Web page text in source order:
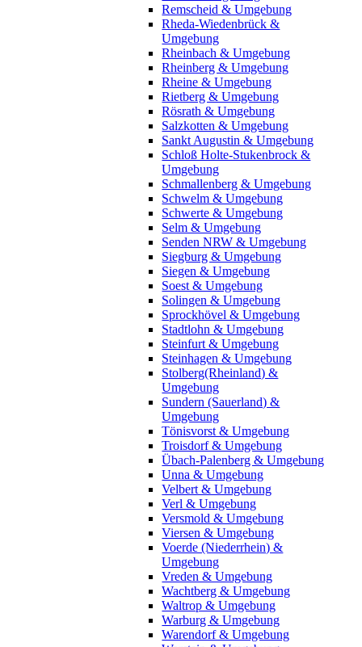
Remscheid & Umgebung
Rheda-Wiedenbrück &
Umgebung
Rheinbach & Umgebung
Rheinberg & Umgebung
Rheine & Umgebung
Rietberg & Umgebung
Rösrath & Umgebung
Salzkotten & Umgebung
Sankt Augustin & Umgebung
Schloß Holte-Stukenbrock &
Umgebung
Schmallenberg & Umgebung
Schwelm & Umgebung
Schwerte & Umgebung
Selm & Umgebung
Senden NRW & Umgebung
Siegburg & Umgebung
Siegen & Umgebung
Soest & Umgebung
Solingen & Umgebung
Sprockhövel & Umgebung
Stadtlohn & Umgebung
Steinfurt & Umgebung
Steinhagen & Umgebung
Stolberg(Rheinland) &
Umgebung
Sundern (Sauerland) &
Umgebung
Tönisvorst & Umgebung
Troisdorf & Umgebung
Übach-Palenberg & Umgebung
Unna & Umgebung
Velbert & Umgebung
Verl & Umgebung
Versmold & Umgebung
Viersen & Umgebung
Voerde (Niederrhein) &
Umgebung
Vreden & Umgebung
Wachtberg & Umgebung
Waltrop & Umgebung
Warburg & Umgebung
Warendorf & Umgebung